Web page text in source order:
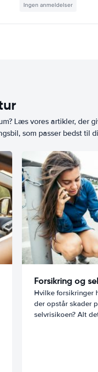
Ingen anmeldelser
Læs vores artikler, der
som passer bedst til
Forsikring og
Hvilke forsikringer
der opstår skader
selvrisikoen? Alt